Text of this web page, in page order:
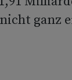
ganz